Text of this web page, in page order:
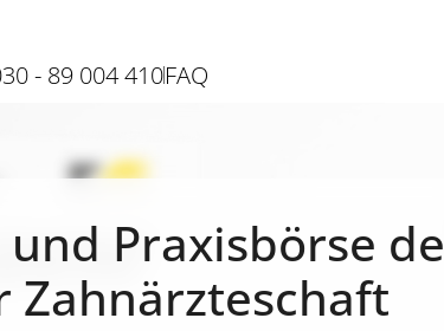
- 89 004 410FAQ
und Praxisbörse
Zahnärzteschaft